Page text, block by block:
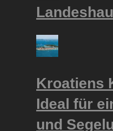
Kroatiens
Ideal für
und